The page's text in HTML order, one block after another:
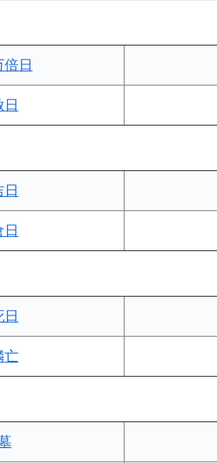
日
日
日
日
日
亡